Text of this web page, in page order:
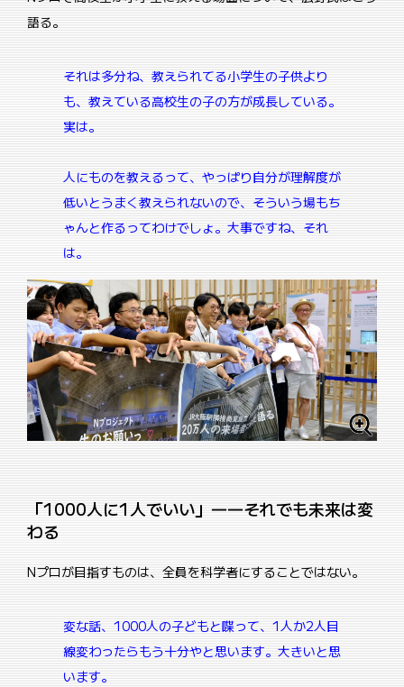
語る。
それは多分ね、教えられてる小学生の子供より
も、教えている高校生の子の方が成長している。
実は。
人にものを教えるって、やっぱり自分が理解度が
低いとうまく教えられないので、そういう場もち
ゃんと作るってわけでしょ。大事ですね、それ
は。
「1000人に1人でいい」――それでも未来は変
わる
Nプロが目指すものは、全員を科学者にすることではない。
変な話、1000人の子どもと喋って、1人か2人目
線変わったらもう十分やと思います。大きいと思
います。